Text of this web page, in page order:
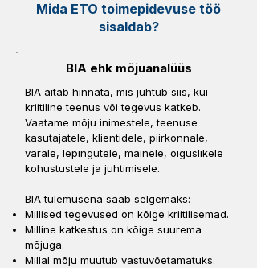
Mida ETO toimepidevuse töö
sisaldab?
BIA ehk mõjuanalüüs
BIA aitab hinnata, mis juhtub siis, kui
kriitiline teenus või tegevus katkeb.
Vaatame mõju inimestele, teenuse
kasutajatele, klientidele, piirkonnale,
varale, lepingutele, mainele, õiguslikele
kohustustele ja juhtimisele.
BIA tulemusena saab selgemaks:
Millised tegevused on kõige kriitilisemad.
Milline katkestus on kõige suurema
mõjuga.
Millal mõju muutub vastuvõetamatuks.